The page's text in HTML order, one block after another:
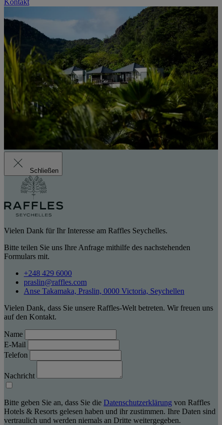
Kontakt
Schließen
Vielen Dank für Ihr Interesse am Raffles Seychelles.
Bitte teilen Sie uns Ihre Anfrage mithilfe des nachstehenden
Formulars mit.
+248 429 6000
praslin@raffles.com
Anse Takamaka, Praslin, 0000 Victoria, Seychellen
Vielen Dank, dass Sie unsere Raffles-Welt betreten. Wir freuen uns
auf den Kontakt.
Name
E-Mail
Telefon
Nachricht
Bitte geben Sie an, dass Sie die Datenschutzerklärung von Raffles
Hotels & Resorts gelesen haben und ihr zustimmen. Ihre Daten sind
vertraulich und werden niemals an Dritte weitergegeben.